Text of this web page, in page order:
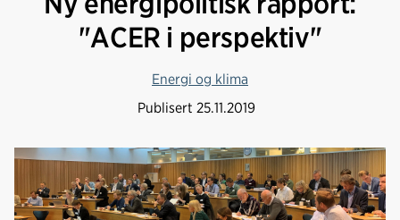
"ACER i perspektiv"
Energi og klima
Publisert 25.11.2019